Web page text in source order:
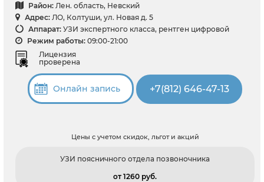
Район: Лен. область, Невский
Адрес: ЛО, Колтуши, ул. Новая д. 5
Аппарат: УЗИ экспертного класса, рентген цифровой
Режим работы: 09:00-21:00
Лицензия
проверена
Онлайн запись +7(812) 646-47-13
Цены с учетом скидок, льгот и акций
УЗИ поясничного отдела позвоночника
от 1260 pуб.